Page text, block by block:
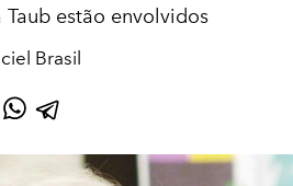
estão envolvidos
Brasil